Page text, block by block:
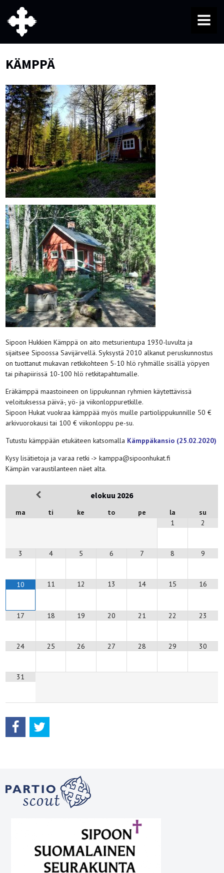
MENU
KÄMPPÄ
Sipoon Hukkien Kämppä on aito metsurientupa 1930-luvulta ja
sijaitsee Sipoossa Savijärvellä. Syksystä 2010 alkanut peruskunnostus
on tuottanut mukavan retkikohteen 5-10 hlö ryhmälle sisällä yöpyen
tai pihapiirissä 10-100 hlö retkitapahtumalle.
Eräkämppä maastoineen on lippukunnan ryhmien käytettävissä
veloituksessa päivä-, yö- ja viikonloppuretkille.
Sipoon Hukat vuokraa kämppää myös muille partiolippukunnille 50 €
arkivuorokausi tai 100 € viikonloppu pe-su.
Tutustu kämppään etukäteen katsomalla Kämppäkansio (25.02.2020)
Kysy lisätietoja ja varaa retki -> kamppa@sipoonhukat.fi
Kämpän varaustilanteen näet alta.
elokuu 2026
ma ti ke to pe la
su
1
2
3 4 5 6 7 8 9
10 11 12 13 14 15 16
17 18 19 20 21 22 23
24 25 26 27 28 29 30
31